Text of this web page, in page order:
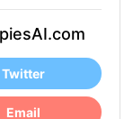
Twitter
Email